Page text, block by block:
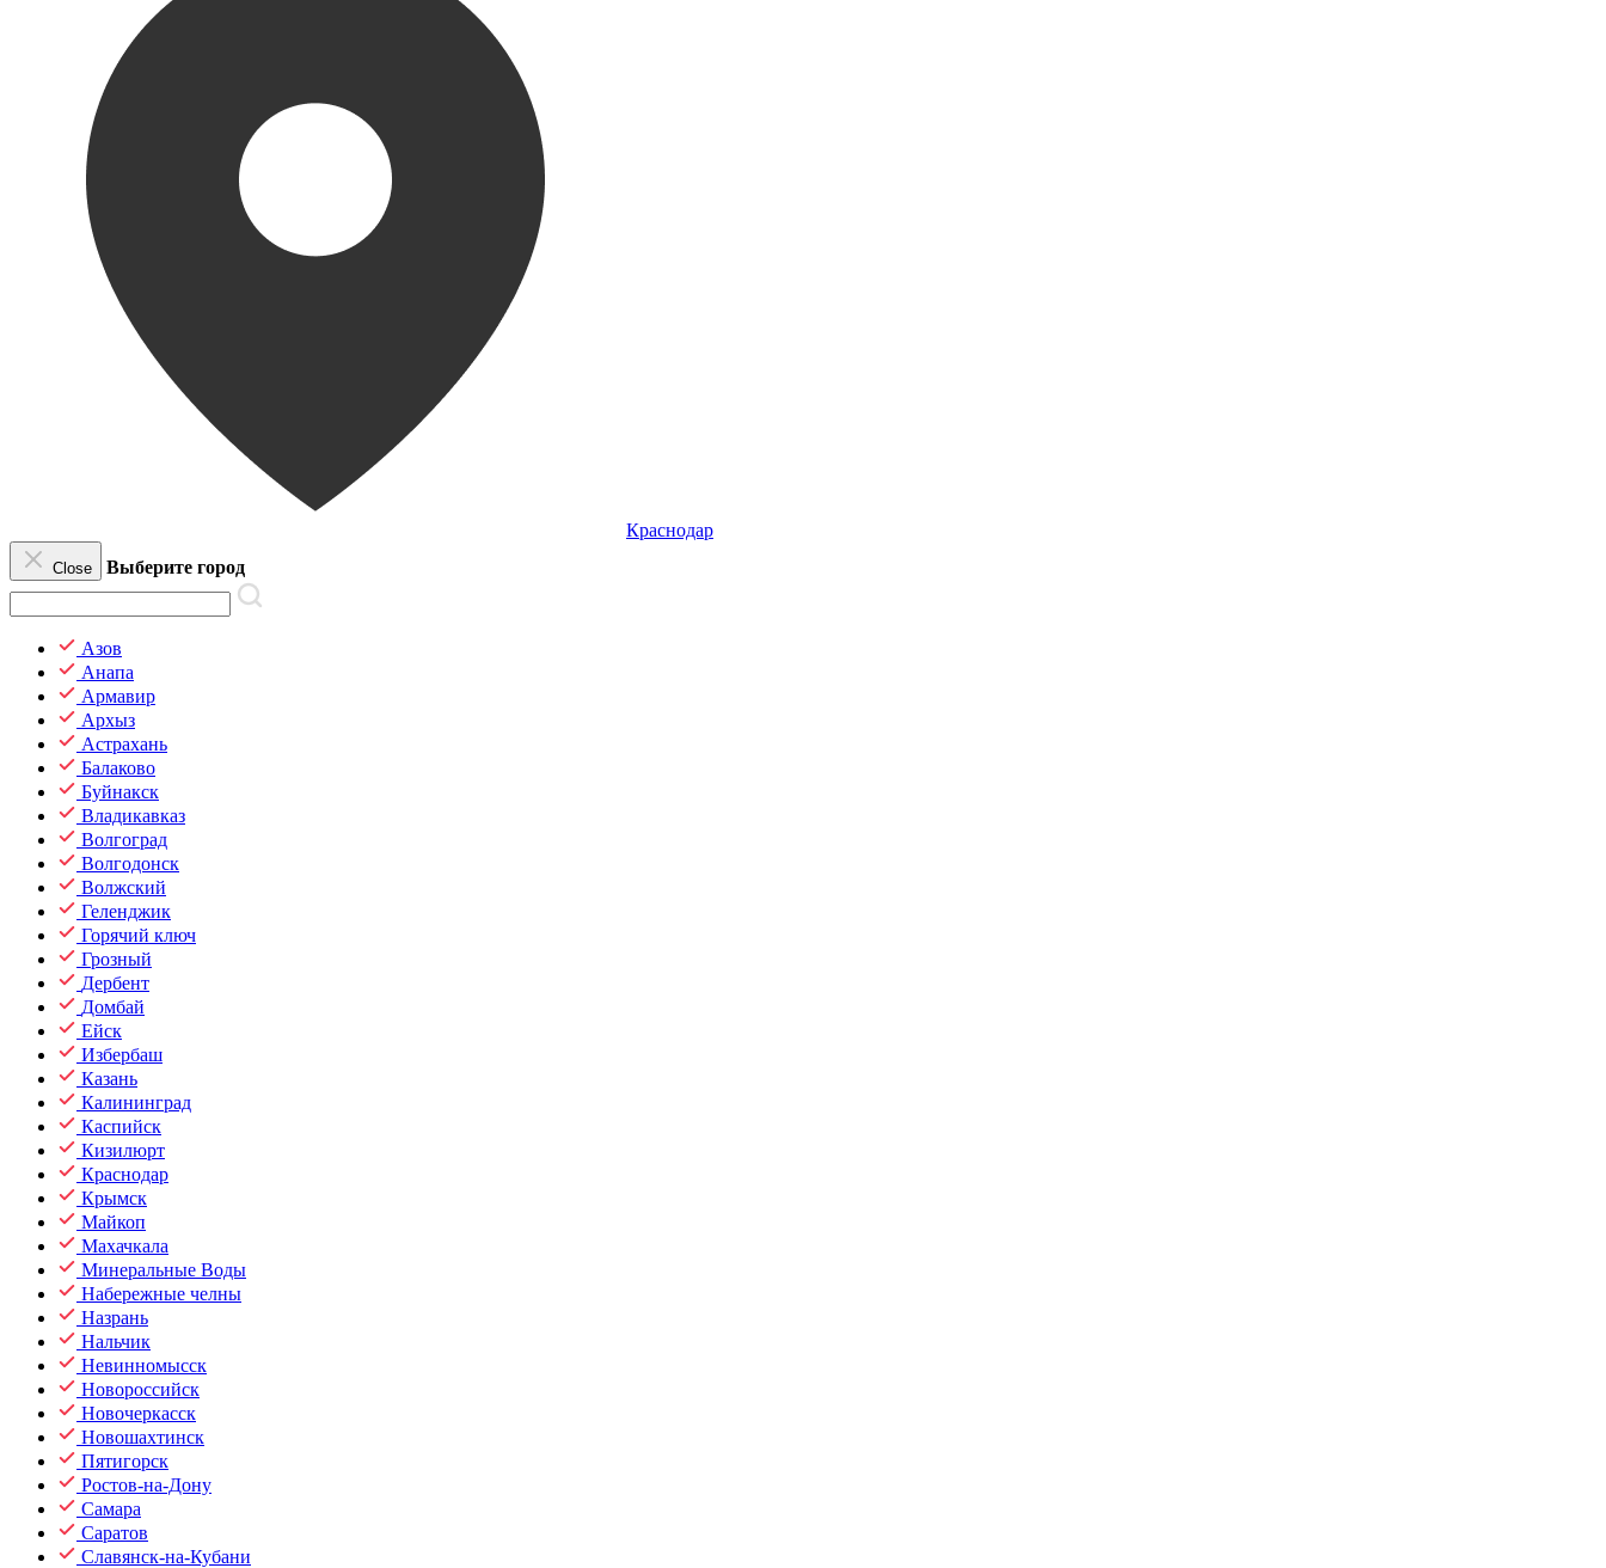
Краснодар
Close Выберите город
Азов
Анапа
Армавир
Архыз
Астрахань
Балаково
Буйнакск
Владикавказ
Волгоград
Волгодонск
Волжский
Геленджик
Горячий ключ
Грозный
Дербент
Домбай
Ейск
Избербаш
Казань
Калининград
Каспийск
Кизилюрт
Краснодар
Крымск
Майкоп
Махачкала
Минеральные Воды
Набережные челны
Назрань
Нальчик
Невинномысск
Новороссийск
Новочеркасск
Новошахтинск
Пятигорск
Ростов-на-Дону
Самара
Саратов
Славянск-на-Кубани